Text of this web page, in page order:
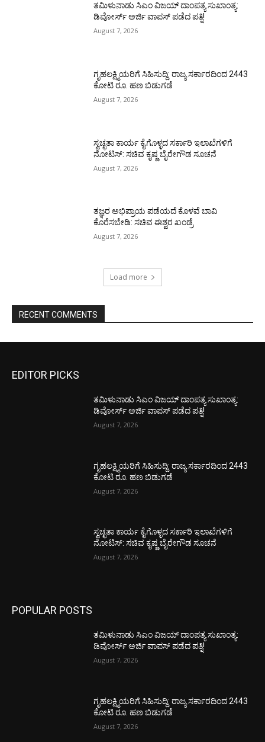
ತಮಿಳುನಾಡು ಸಿಎಂ ವಿಜಯ್‌ ದಾಂಪತ್ಯ ಸುಖಾಂತ್ಯ:
ಡಿವೋರ್ಸ್‌ ಅರ್ಜಿ ವಾಪಸ್‌ ಪಡೆದ ಪತ್ನಿ!
August 7, 2026
ಗೃಹಲಕ್ಷ್ಮಿಯರಿಗೆ ಸಿಹಿಸುದ್ದಿ: ರಾಜ್ಯ ಸರ್ಕಾರದಿಂದ 2443
ಕೋಟಿ ರೂ. ಹಣ ಬಿಡುಗಡೆ
August 7, 2026
ಸ್ವಚ್ಛತಾ ಕಾರ್ಯ ಕೈಗೊಳ್ಳದ ಸರ್ಕಾರಿ ಇಲಾಖೆಗಳಿಗೆ
ನೋಟಿಸ್: ಸಚಿವ ಕೃಷ್ಣ ಬೈರೇಗೌಡ ಸೂಚನೆ
August 7, 2026
ತಜ್ಞರ ಅಭಿಪ್ರಾಯ ಪಡೆಯದೆ ಕೊಳವೆ ಬಾವಿ
ಕೊರೆಸಬೇಡಿ: ಸಚಿವ ಈಶ್ವರ ಖಂಡ್ರೆ
August 7, 2026
Load more
RECENT COMMENTS
EDITOR PICKS
ತಮಿಳುನಾಡು ಸಿಎಂ ವಿಜಯ್‌ ದಾಂಪತ್ಯ ಸುಖಾಂತ್ಯ:
ಡಿವೋರ್ಸ್‌ ಅರ್ಜಿ ವಾಪಸ್‌ ಪಡೆದ ಪತ್ನಿ!
August 7, 2026
ಗೃಹಲಕ್ಷ್ಮಿಯರಿಗೆ ಸಿಹಿಸುದ್ದಿ: ರಾಜ್ಯ ಸರ್ಕಾರದಿಂದ 2443
ಕೋಟಿ ರೂ. ಹಣ ಬಿಡುಗಡೆ
August 7, 2026
ಸ್ವಚ್ಛತಾ ಕಾರ್ಯ ಕೈಗೊಳ್ಳದ ಸರ್ಕಾರಿ ಇಲಾಖೆಗಳಿಗೆ
ನೋಟಿಸ್: ಸಚಿವ ಕೃಷ್ಣ ಬೈರೇಗೌಡ ಸೂಚನೆ
August 7, 2026
POPULAR POSTS
ತಮಿಳುನಾಡು ಸಿಎಂ ವಿಜಯ್‌ ದಾಂಪತ್ಯ ಸುಖಾಂತ್ಯ:
ಡಿವೋರ್ಸ್‌ ಅರ್ಜಿ ವಾಪಸ್‌ ಪಡೆದ ಪತ್ನಿ!
August 7, 2026
ಗೃಹಲಕ್ಷ್ಮಿಯರಿಗೆ ಸಿಹಿಸುದ್ದಿ: ರಾಜ್ಯ ಸರ್ಕಾರದಿಂದ 2443
ಕೋಟಿ ರೂ. ಹಣ ಬಿಡುಗಡೆ
August 7, 2026